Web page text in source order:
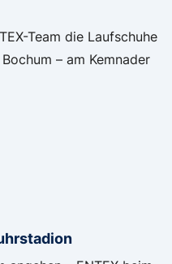
Team die Laufschuhe
– am Kemnader